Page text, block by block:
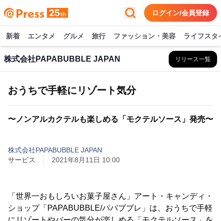
ログイン/会員登録
新着 エンタメ グルメ 旅行 ファッション・美容 ライフスタ
株式会社PAPABUBBLE JAPAN リリース一覧
おうちで手軽にリゾート気分
〜ノンアルカクテルも楽しめる「モクテルソース」発売〜
株式会社PAPABUBBLE JAPAN
サービス
2021年8月11日 10:00
「世界一おもしろいお菓子屋さん」アート・キャンディ・
ショップ「PAPABUBBLE/パパブブレ」は、おうちで手軽